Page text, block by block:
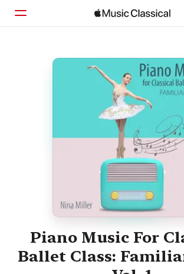
Accueil
Piano Music For
Ballet Class: